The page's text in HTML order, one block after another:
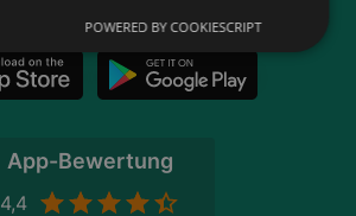
App-Bewertung
4,4
POWERED BY COOKIESCRIPT